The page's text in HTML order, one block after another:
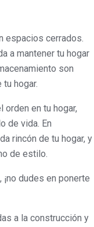
espacios cerrados.
a mantener tu hogar
son
hogar.
en tu hogar,
de vida. En
rincón de tu hogar, y
de estilo.
dudes en ponerte
a la construcción y